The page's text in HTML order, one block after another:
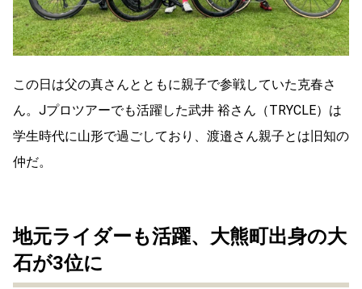
この日は父の真さんとともに親子で参戦していた克春さ
ん。Jプロツアーでも活躍した武井 裕さん（TRYCLE）は
学生時代に山形で過ごしており、渡邉さん親子とは旧知の
仲だ。
地元ライダーも活躍、大熊町出身の大
石が3位に